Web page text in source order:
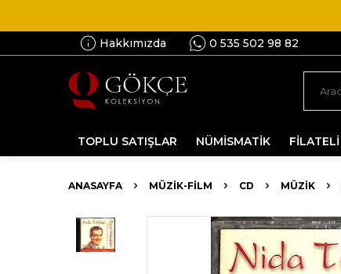
Hakkımızda 0 535 502 98 82
TOPLU SATIŞLAR NÜMİSMATİK FİLATELİ
ANASAYFA MÜZİK-FİLM CD MÜZIK